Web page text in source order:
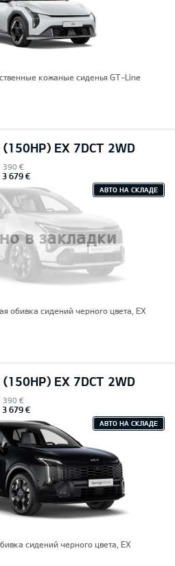
кожаные сиденья GT-Line
EX 7DCT 2WD
в закладки
390 €
3 679 €
АВТО НА СКЛАДЕ
обивка сидений черного цвета, EX
EX 7DCT 2WD
390 €
3 679 €
АВТО НА СКЛАДЕ
сидений черного цвета, EX